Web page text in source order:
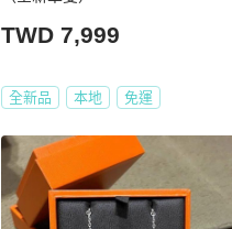
TWD 7,999
全新品 本地 免運